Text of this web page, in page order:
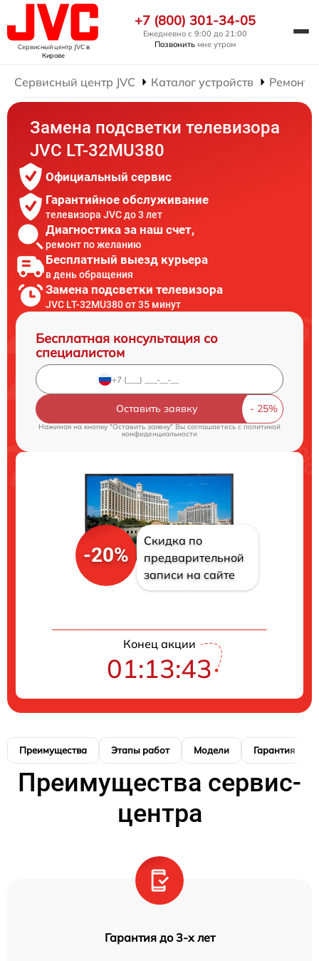
Сервисный центр JVCв
Кирове
+7 (800) 301-34-05
Ежедневно с 9:00 до 21:00
Позвонить мне утром
Сервисный центр JVC Каталог устройств Ремонт
Замена подсветки телевизора
JVC LT-32MU380
Официальный сервис
Гарантийное обслуживание
телевизора JVC до 3 лет
Диагностика за наш счет,
ремонт по желанию
Бесплатный выезд курьера
в день обращения
Замена подсветки телевизора
JVC LT-32MU380 от 35 минут
Бесплатная консультация со
специалистом
Оставить заявку
Нажимая на кнопку "Оставить заявку" Вы соглашаетесь cполитикой
конфиденциальности
-20%
Скидка по
предварительной
записи на сайте
Конец акции
01:13:42
Преимущества Этапы работ Модели Гарантия
Преимущества сервис-
центра
Гарантия до 3-х лет